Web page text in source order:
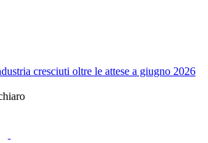
cresciuti oltre le attese a giugno 2026